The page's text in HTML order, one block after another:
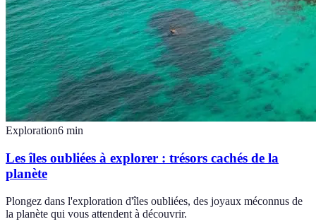
Exploration6 min
Les îles oubliées à explorer : trésors cachés de la
planète
Plongez dans l'exploration d'îles oubliées, des joyaux méconnus de
la planète qui vous attendent à découvrir.